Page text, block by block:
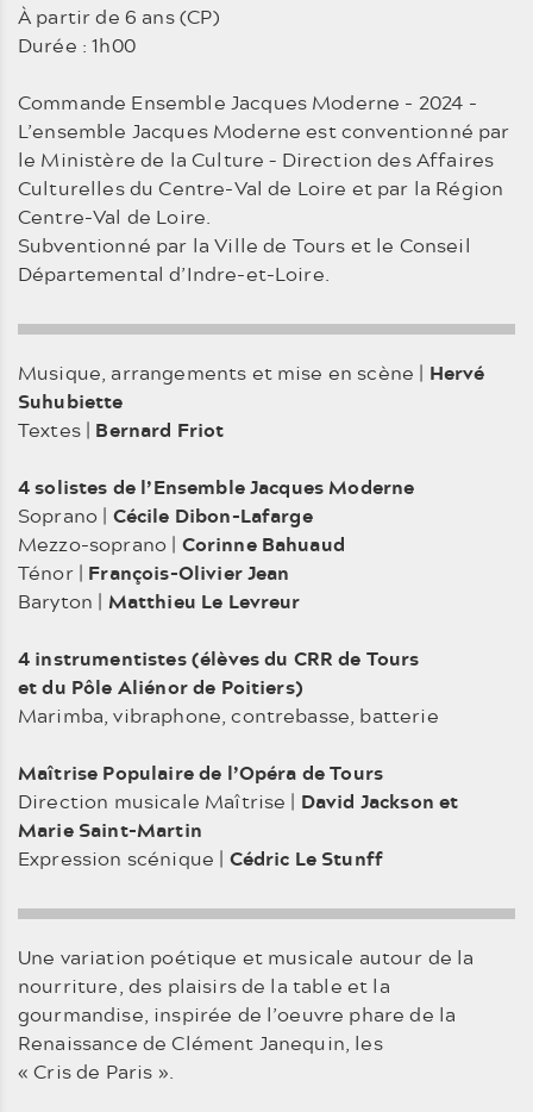
À partir de 6 ans (CP)
Durée : 1h00
Commande Ensemble Jacques Moderne - 2024 -
L’ensemble Jacques Moderne est conventionné par
le Ministère de la Culture – Direction des Affaires
Culturelles du Centre-Val de Loire et par la Région
Centre-Val de Loire.
Subventionné par la Ville de Tours et le Conseil
Départemental d’Indre-et-Loire.
Musique, arrangements et mise en scène | Hervé
Suhubiette
Textes | Bernard Friot
4 solistes de l’Ensemble Jacques Moderne
Soprano | Cécile Dibon-Lafarge
Mezzo-soprano | Corinne Bahuaud
Ténor | François-Olivier Jean
Baryton | Matthieu Le Levreur
4 instrumentistes (élèves du CRR de Tours
et du Pôle Aliénor de Poitiers)
Marimba, vibraphone, contrebasse, batterie
Maîtrise Populaire de l’Opéra de Tours
Direction musicale Maîtrise | David Jackson et
Marie Saint-Martin
Expression scénique | Cédric Le Stunff
Une variation poétique et musicale autour de la
nourriture, des plaisirs de la table et la
gourmandise, inspirée de l’oeuvre phare de la
Renaissance de Clément Janequin, les
« Cris de Paris ».